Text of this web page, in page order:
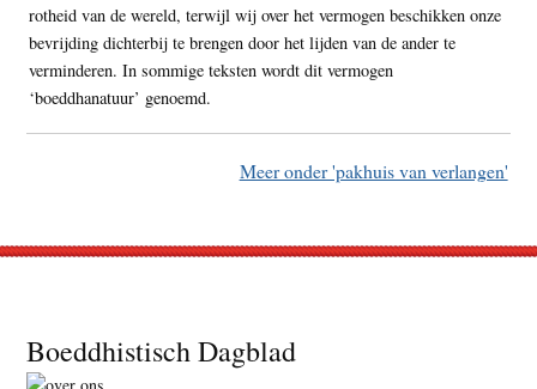
rotheid van de wereld, terwijl wij over het vermogen beschikken onze
bevrijding dichterbij te brengen door het lijden van de ander te
verminderen. In sommige teksten wordt dit vermogen
‘boeddhanatuur’ genoemd.
Meer onder 'pakhuis van verlangen'
Footer
Boeddhistisch Dagblad